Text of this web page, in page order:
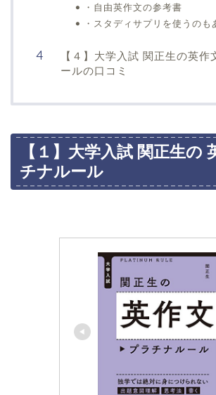
・自由英作文の参考書
・スタディサプリを使うのも
【４】大学入試 関正生の英作
ールの口コミ
【１】大学入試 関正生の
チナルール